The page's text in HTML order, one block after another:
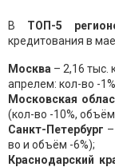
В ТОП-5
кредитования в
Москва – 2,16 тыс.
апрелем: кол-во -
Московская обл
(кол-во -10%, объём
Санкт-Петербург
во и объём -6%);
Краснодарский